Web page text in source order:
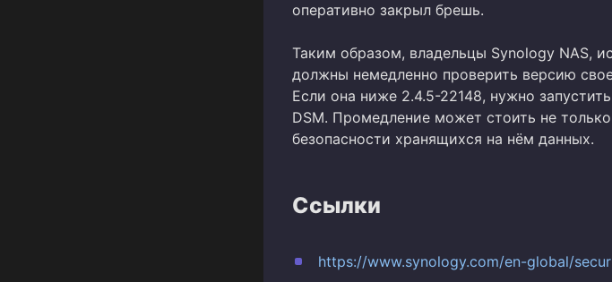
оперативно закрыл брешь.
Таким образом, владельцы Synology NAS,
должны немедленно проверить версию
Если она ниже 2.4.5-22148, нужно
DSM. Промедление может стоить не
безопасности хранящихся на нём данных.
Ссылки
https://www.synology.com/en-global/